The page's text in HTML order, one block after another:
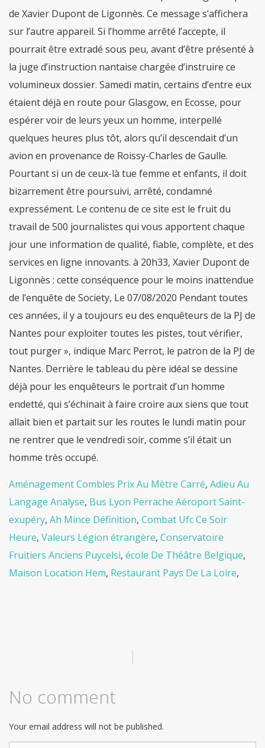
Aménagement Combles Prix Au Mètre Carré, Adieu Au
Langage Analyse, Bus Lyon Perrache Aéroport Saint-
exupéry, Ah Mince Définition, Combat Ufc Ce Soir
Heure, Valeurs Légion étrangère, Conservatoire
Fruitiers Anciens Puycelsi, école De Théâtre Belgique,
Maison Location Hem, Restaurant Pays De La Loire,
|
No comment
Your email address will not be published.